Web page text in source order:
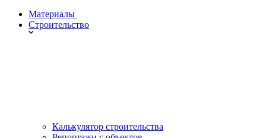
Материалы
Строительство
Калькулятор строительства